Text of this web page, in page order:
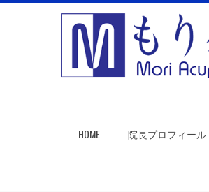
HOME 院長プロフィール